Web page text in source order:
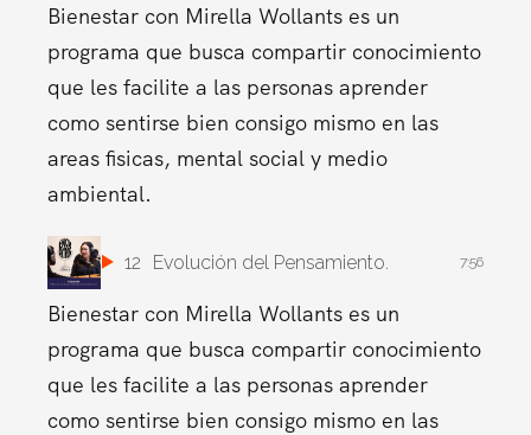
Bienestar con Mirella Wollants es un
programa que busca compartir conocimiento
que les facilite a las personas aprender
como sentirse bien consigo mismo en las
areas fisicas, mental social y medio
ambiental.
12 Evolución del Pensamiento. 7:56
Bienestar con Mirella Wollants es un
programa que busca compartir conocimiento
que les facilite a las personas aprender
como sentirse bien consigo mismo en las